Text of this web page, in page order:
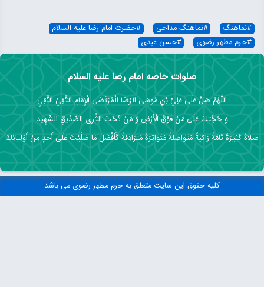
#نماهنگ #نماهنگ مداحی #حضرت امام رضا علیه السلام
#حرم مطهر رضوی #حسن عبدی
صلوات خاصه امام رضا علیه السلام
اللَّهُمَّ صَلِّ عَلَى عَلِيِّ بْنِ مُوسَى الرِّضَا الْمُرْتَضَى الْإِمَامِ التَّقِيِّ النَّقِيِ
وَ حُجَّتِكَ عَلَى مَنْ فَوْقَ الْأَرْضِ وَ مَنْ تَحْتَ الثَّرَى الصِّدِّيقِ الشَّهِيدِ
صَلاَةً كَثِيرَةً تَامَّةً زَاكِيَةً مُتَوَاصِلَةً مُتَوَاتِرَةً مُتَرَادِفَةً كَأَفْضَلِ مَا صَلَّيْتَ عَلَى أَحَدٍ مِنْ أَوْلِيَائِكَ
کلیه حقوق این سایت متعلق به حرم مطهر رضوی می باشد